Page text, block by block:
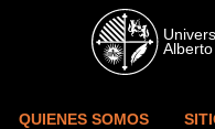
Skip to main content
QUIENES SOMOS